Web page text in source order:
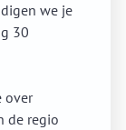
we je
30
over
de regio